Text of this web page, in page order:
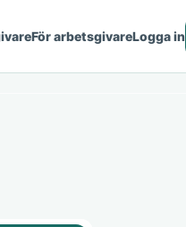
För arbetsgivareLogga in